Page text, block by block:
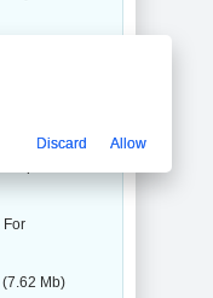
For
Mb)
Discard Allow